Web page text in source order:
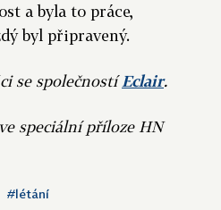
a byla to práce,
byl připravený.
se společnostíEclair.
speciální příloze HN
#létání